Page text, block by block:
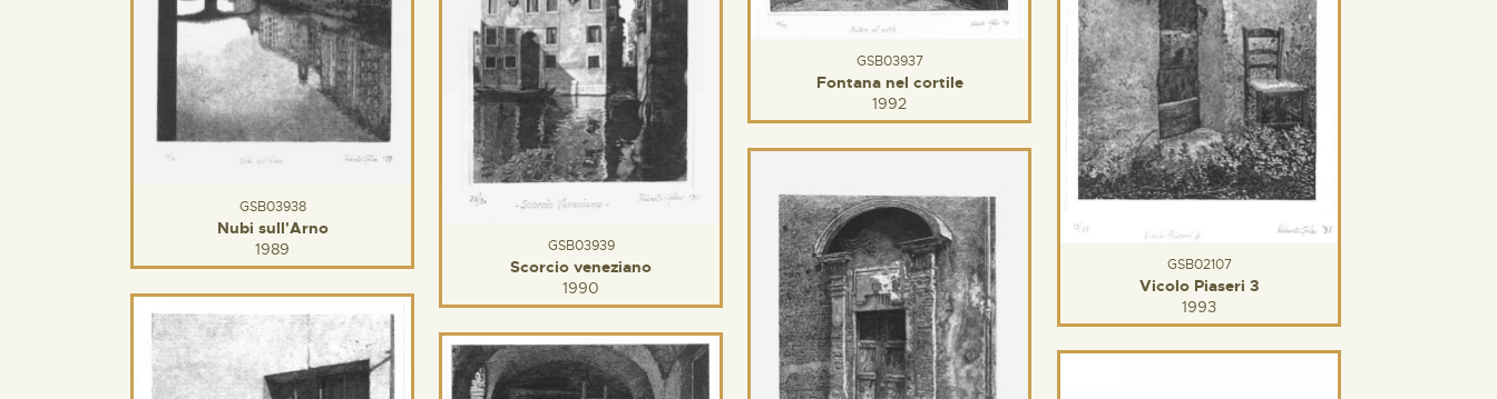
GSB03938
Nubi sull'Arno
1989
GSB03939
Scorcio veneziano
1990
GSB03937
Fontana nel cortile
1992
GSB02107
Vicolo Piaseri 3
1993